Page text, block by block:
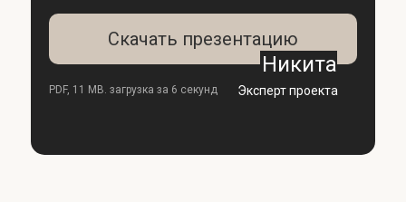
Скачать презентацию
PDF, 11 MB. загрузка за 6 секунд
Никита
Эксперт проекта